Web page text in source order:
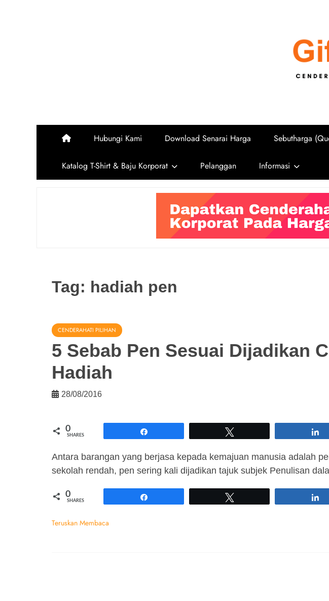
Hubungi Kami Download Senarai Harga Sebutharga
Katalog T-Shirt & Baju Korporat Pelanggan Informasi
Tag: hadiah pen
CENDERAHATI PILIHAN
5 Sebab Pen Sesuai Dijadikan
Hadiah
28/08/2016
0
SHARES
Antara barangan yang berjasa kepada kemajuan manusia adalah
sekolah rendah, pen sering kali dijadikan tajuk subjek Penulisan
0
SHARES
Teruskan Membaca